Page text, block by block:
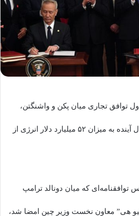
توافق تجاری میان پکن و واشنگتن،
چین متعهد شد که در ۲ سال آینده به میزان ۵۲ میلیارد دلار انرژی از
توافقنامه‌ای که میان دونالد ترامپ
هی” معاون نخست وزیر چین امضا شد،